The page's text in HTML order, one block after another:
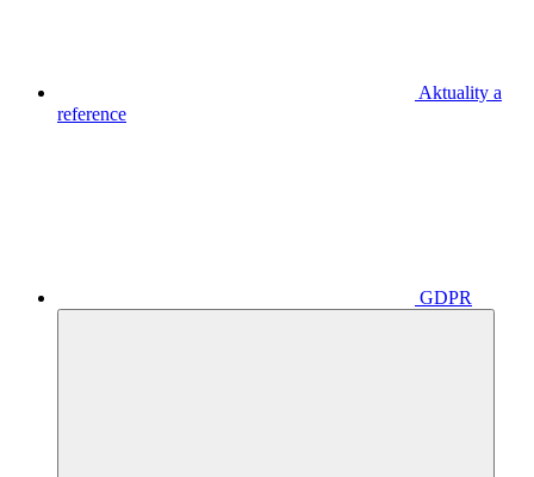
Aktuality a
reference
GDPR